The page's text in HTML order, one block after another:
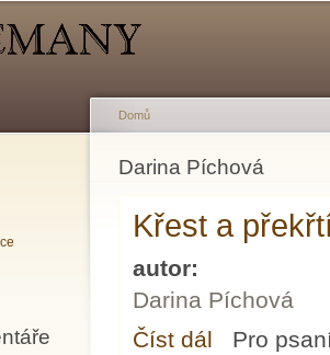
Jste zde
Domů
Darina Píchová
Křest a
autor:
Darina Píchová
Číst dál Křest a překřtívání
Pro